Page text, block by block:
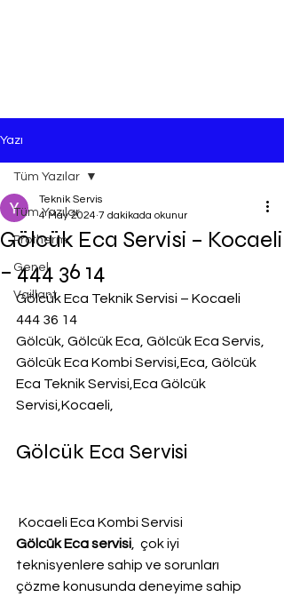
Yazı
Tüm Yazılar
Protherm
Genel
Vaillant
Tüm Yazılar
Gölcük Eca Servisi – Kocaeli
– 444 36 14
Teknik Servis
4 May 2024 7 dakikada okunur
Gölcük Eca Teknik Servisi – Kocaeli
444 36 14
Gölcük, Gölcük Eca, Gölcük Eca Servis,
Gölcük Eca Kombi Servisi,Eca, Gölcük
Eca Teknik Servisi,Eca Gölcük
Servisi,Kocaeli,
Gölcük Eca Servisi
Kocaeli Eca Kombi Servisi
Gölcük Eca servisi ,  çok iyi
teknisyenlere sahip ve sorunları
çözme konusunda deneyime sahip